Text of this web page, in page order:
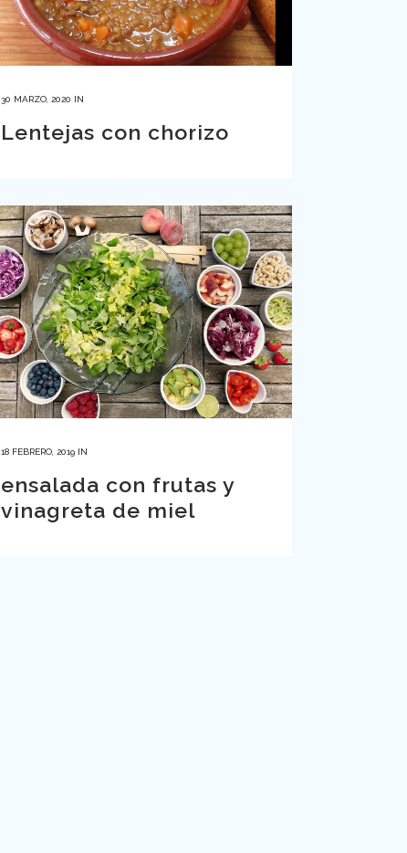
30 MARZO, 2020 IN
Lentejas con chorizo
18 FEBRERO, 2019 IN
ensalada con frutas y
vinagreta de miel